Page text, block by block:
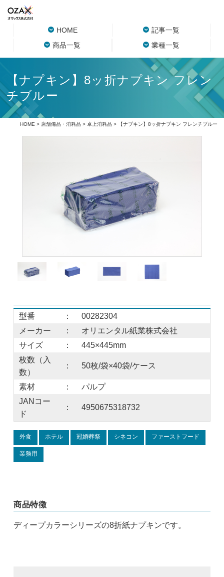
HOME
記事一覧
商品一覧
業種一覧
【ナプキン】8ッ折ナプキン フレン
チブルー
HOME > 店舗備品・消耗品> 卓上消耗品> 【ナプキン】8ッ折ナプキン フレンチブルー
型番 ：
00282304
メーカー
：
オリエンタル紙業株式会社
サイズ
：
445×445mm
枚数（入
数）
： 50枚/袋×40袋/ケース
素材 ：
パルプ
JANコー
ド
： 4950675318732
外食 ホテル 冠婚葬祭 シネコン ファーストフード
業務用
商品特徴
ディープカラーシリーズの8折紙ナプキンです。